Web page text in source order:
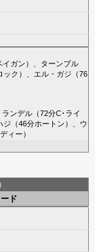
イガン ）、 ターンブル
ック ）、 エル・ガジ （76
ランデル（72分C･ライ
ジ （46分ホートン ）、 ウ
ィー ）
ド